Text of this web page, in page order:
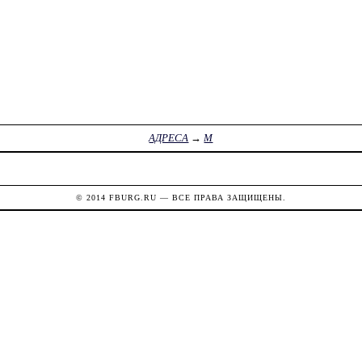
АДРЕСА →М
© 2014 FBURG.RU — ВСЕ ПРАВА ЗАЩИЩЕНЫ.